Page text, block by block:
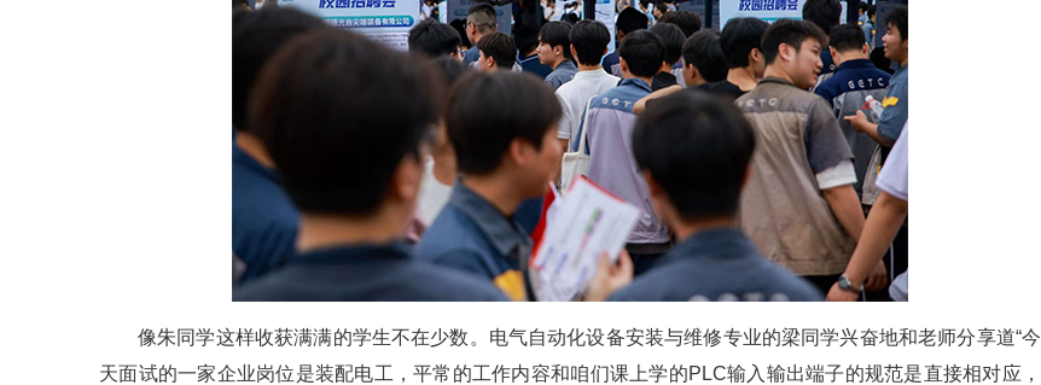
像朱同学这样收获满满的学生不在少数。电气自动化设备安装与维修专业的梁同学兴奋地和老师分享道“今
天面试的一家企业岗位是装配电工，平常的工作内容和咱们课上学的PLC输入输出端子的规范是直接相对应，